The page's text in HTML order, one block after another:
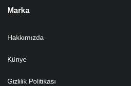
Marka
Hakkımızda
Künye
Gizlilik Politikası